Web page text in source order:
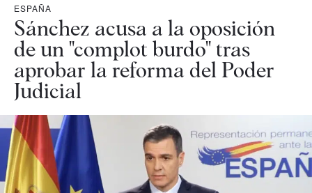
ESPAÑA
Sánchez acusa a la oposición
de un "complot burdo" tras
aprobar la reforma del Poder
Judicial